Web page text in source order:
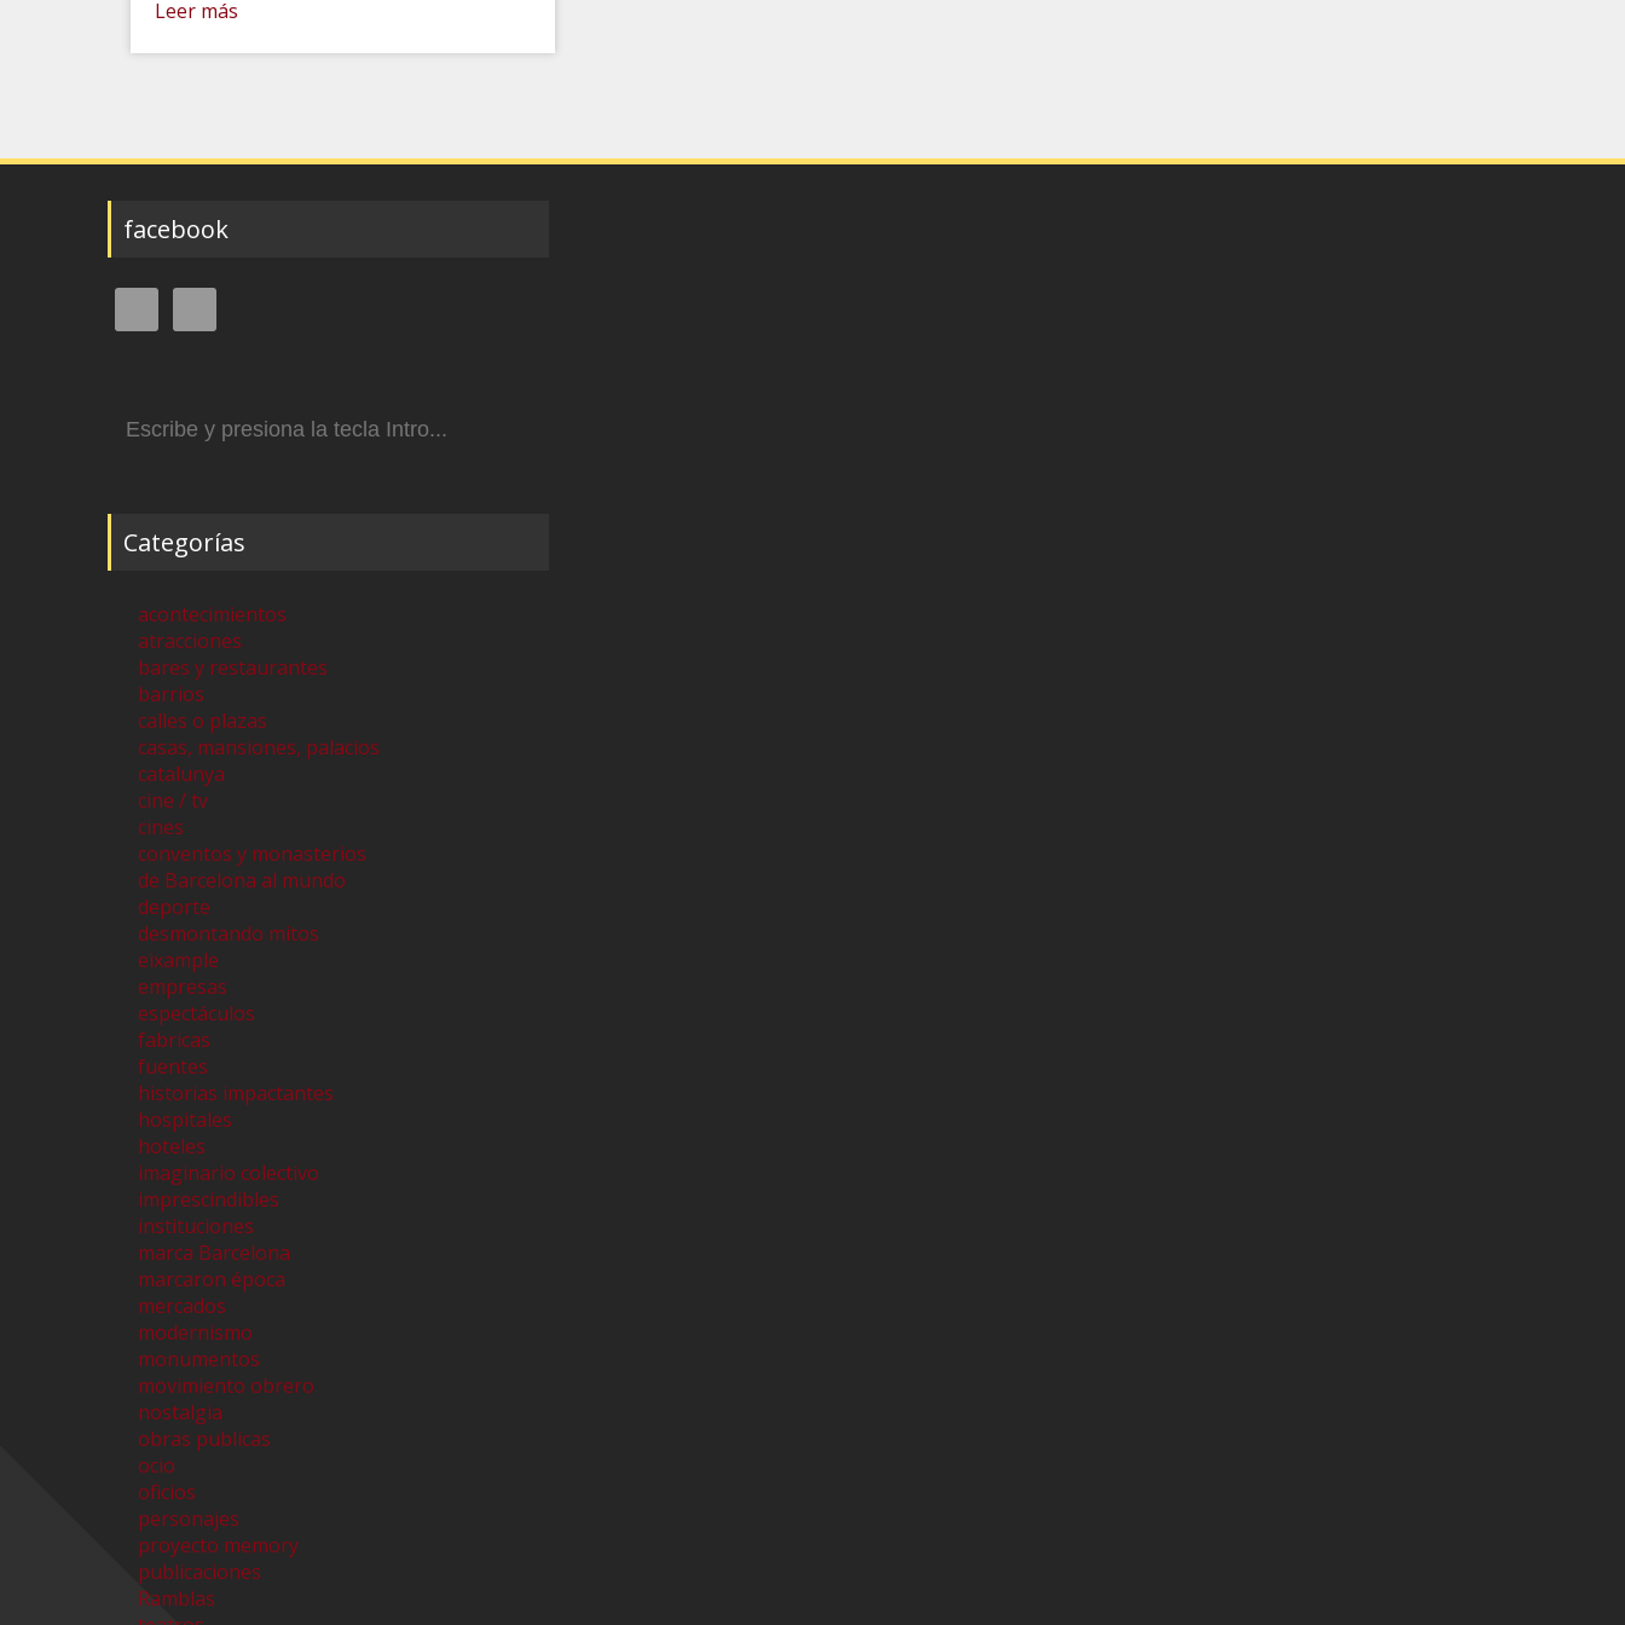
Leer más
facebook
Categorías
acontecimientos
atracciones
bares y restaurantes
barrios
calles o plazas
casas, mansiones, palacios
catalunya
cine / tv
cines
conventos y monasterios
de Barcelona al mundo
deporte
desmontando mitos
eixample
empresas
espectáculos
fabricas
fuentes
historias impactantes
hospitales
hoteles
imaginario colectivo
imprescindibles
instituciones
marca Barcelona
marcaron época
mercados
modernismo
monumentos
movimiento obrero
nostalgia
obras publicas
ocio
oficios
personajes
proyecto memory
publicaciones
Ramblas